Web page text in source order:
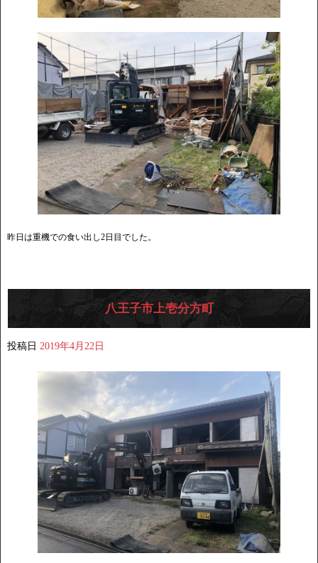
昨日は重機での食い出し2日目でした。
八王子市上壱分方町
投稿日 2019年4月22日